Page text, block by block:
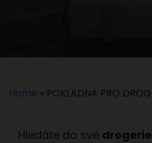
Home » POKLADNA PRO
Hledáte do své drogerie